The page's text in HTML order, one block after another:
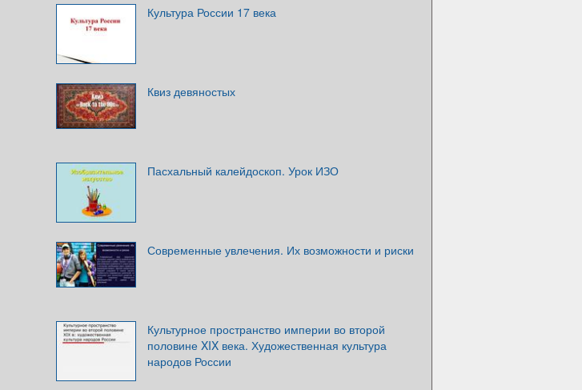
Культура России 17 века
Квиз девяностых
Пасхальный калейдоскоп. Урок ИЗО
Современные увлечения. Их возможности и риски
Культурное пространство империи во второй
половине XIX века. Художественная культура
народов России